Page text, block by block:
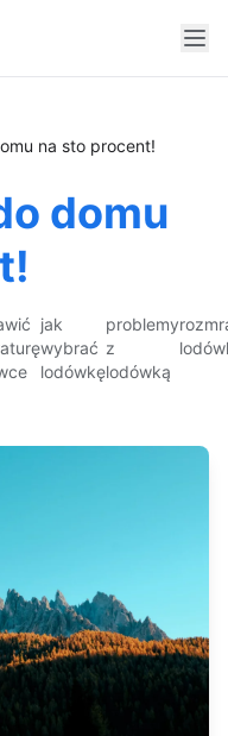
na sto procent!
domu
jak
wybrać
lodówkę
problemy
z
lodówką